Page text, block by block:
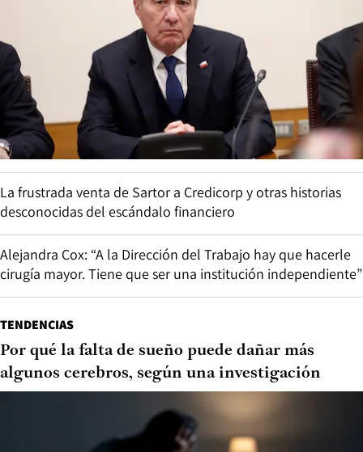
La frustrada venta de Sartor a Credicorp y otras historias
desconocidas del escándalo financiero
Alejandra Cox: “A la Dirección del Trabajo hay que hacerle
cirugía mayor. Tiene que ser una institución independiente”
TENDENCIAS
Por qué la falta de sueño puede dañar más
algunos cerebros, según una investigación